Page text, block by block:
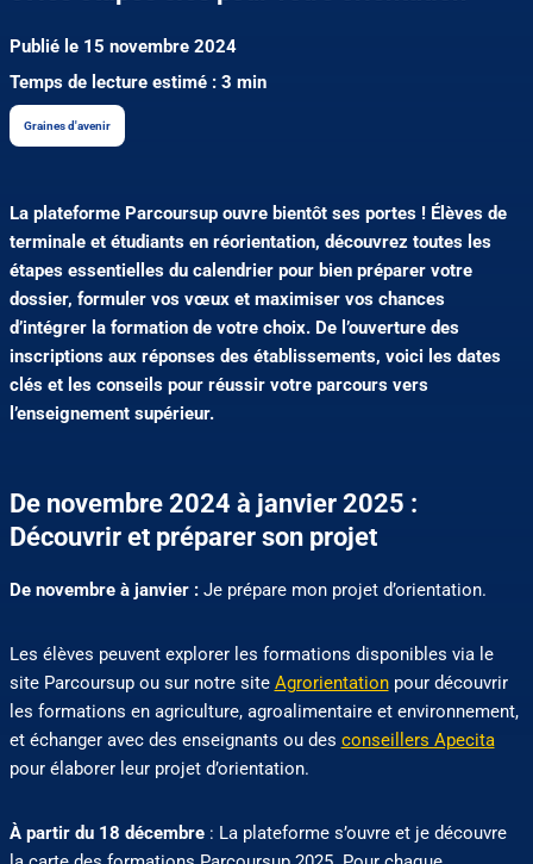
Publié le 15 novembre 2024
Temps de lecture estimé : 3 min
Graines d'avenir
La plateforme Parcoursup ouvre bientôt ses portes ! Élèves de
terminale et étudiants en réorientation, découvrez toutes les
étapes essentielles du calendrier pour bien préparer votre
dossier, formuler vos vœux et maximiser vos chances
d’intégrer la formation de votre choix. De l’ouverture des
inscriptions aux réponses des établissements, voici les dates
clés et les conseils pour réussir votre parcours vers
l’enseignement supérieur.
De novembre 2024 à janvier 2025 :
Découvrir et préparer son projet
De novembre à janvier :Je prépare mon projet d’orientation.
Les élèves peuvent explorer les formations disponibles via le
site Parcoursup ou sur notre site Agrorientationpour découvrir
les formations en agriculture, agroalimentaire et environnement,
et échanger avec des enseignants ou des conseillers Apecita
pour élaborer leur projet d’orientation.
À partir du 18 décembre: La plateforme s’ouvre et je découvre